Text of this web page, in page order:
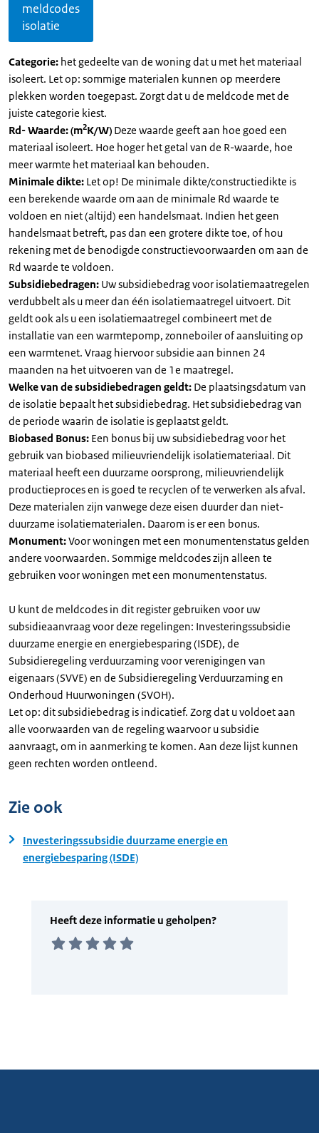
meldcodes
isolatie
Categorie: het gedeelte van de woning dat u met het materiaal
isoleert. Let op: sommige materialen kunnen op meerdere
plekken worden toegepast. Zorgt dat u de meldcode met de
juiste categorie kiest.
Rd- Waarde: (m2K/W) Deze waarde geeft aan hoe goed een
materiaal isoleert. Hoe hoger het getal van de R-waarde, hoe
meer warmte het materiaal kan behouden.
Minimale dikte: Let op! De minimale dikte/constructiedikte is
een berekende waarde om aan de minimale Rd waarde te
voldoen en niet (altijd) een handelsmaat. Indien het geen
handelsmaat betreft, pas dan een grotere dikte toe, of hou
rekening met de benodigde constructievoorwaarden om aan de
Rd waarde te voldoen.
Subsidiebedragen: Uw subsidiebedrag voor isolatiemaatregelen
verdubbelt als u meer dan één isolatiemaatregel uitvoert. Dit
geldt ook als u een isolatiemaatregel combineert met de
installatie van een warmtepomp, zonneboiler of aansluiting op
een warmtenet. Vraag hiervoor subsidie aan binnen 24
maanden na het uitvoeren van de 1e maatregel.
Welke van de subsidiebedragen geldt: De plaatsingsdatum van
de isolatie bepaalt het subsidiebedrag. Het subsidiebedrag van
de periode waarin de isolatie is geplaatst geldt.
Biobased Bonus: Een bonus bij uw subsidiebedrag voor het
gebruik van biobased milieuvriendelijk isolatiemateriaal. Dit
materiaal heeft een duurzame oorsprong, milieuvriendelijk
productieproces en is goed te recyclen of te verwerken als afval.
Deze materialen zijn vanwege deze eisen duurder dan niet-
duurzame isolatiematerialen. Daarom is er een bonus.
Monument:Voor woningen met een monumentenstatus gelden
andere voorwaarden. Sommige meldcodes zijn alleen te
gebruiken voor woningen met een monumentenstatus.
U kunt de meldcodes in dit register gebruiken voor uw
subsidieaanvraag voor deze regelingen: Investeringssubsidie
duurzame energie en energiebesparing (ISDE), de
Subsidieregeling verduurzaming voor verenigingen van
eigenaars (SVVE) en de Subsidieregeling Verduurzaming en
Onderhoud Huurwoningen (SVOH).
Let op: dit subsidiebedrag is indicatief. Zorg dat u voldoet aan
alle voorwaarden van de regeling waarvoor u subsidie
aanvraagt, om in aanmerking te komen. Aan deze lijst kunnen
geen rechten worden ontleend.
Zie ook
Investeringssubsidie duurzame energie en
energiebesparing (ISDE)